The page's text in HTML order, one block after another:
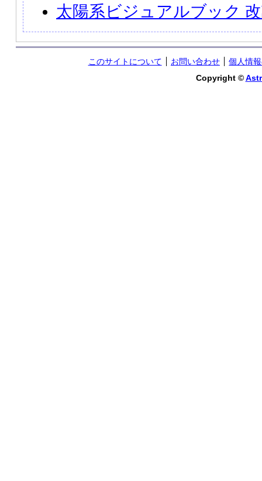
太陽系ビジュアルブック
このサイトについて お問い合わせ
個人情
Copyright ©